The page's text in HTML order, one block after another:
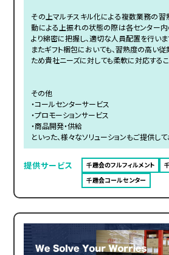
その上マルチスキル化による複数業務の習
動による上振れの状態の際は各センター
より綿密に把握し、適切な人員配置を行いま
またギフト梱包においても、習熟度の高い
ため貴社ニーズに対しても柔軟に対応するこ
その他
・コールセンターサービス
・プロモーションサービス
・商品開発・供給
といった、様々なソリューションもご提供して
提供サービス 千趣会のフルフィルメント
千趣会コールセンター